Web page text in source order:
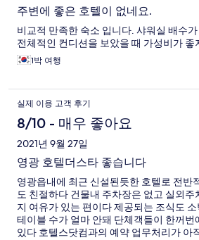
주변에 좋은 호텔이 없네요.
비교적 만족한 숙소 입니다. 샤워실 배수
전체적인 컨디션을 보았을 때 가성비가 좋
1박 여행
실제 이용 고객 후기
8/10 - 매우 좋아요
2021년 9월 27일
영광 호텔더스타 좋습니다
영광읍내에 최근 신설된듯한 호텔로 전반
도 친절하다 건물내 주차장은 없고 실외주
지 여유가 있는 편이다 제공되는 조식도
테이블 수가 얼마 안돼 단체객들이 한꺼번
있다 호텔스닷컴과의 예약 업무처리가 아